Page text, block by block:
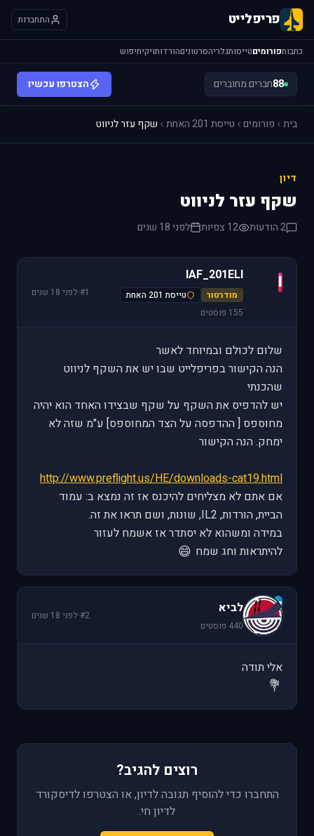
פריפלייט התחברות
כתבותפורומיםטייסותגלריהסרטוניםהורדותויקיחיפוש
88חברים מחוברים הצטרפו עכשיו
בית פורומים טייסת 201 האחת שקף עזר לניווט
דיון
שקף עזר לניווט
2 הודעות 12 צפיות לפני 18 שנים
I
IAF_201ELI
מודרטור
טייסת 201 האחת
155 פוסטים
#1
·לפני 18 שנים
שלום לכולם ובמיוחד לאשר
הנה הקישור בפריפלייט שבו יש את השקף לניווט
שהכנתי
יש להדפיס את השקף על שקף שבצידו האחד הוא יהיה
מחוספס [ ההדפסה על הצד המחוספס] ע"מ שזה לא
ימחק. הנה הקישור
http://www.preflight.us/HE/downloads-cat19.html
אם אתם לא מצליחים להיכנס אז זה נמצא ב: עמוד
הביית, הורדות, IL2, שונות, ושם תראו את זה.
במידה ומשהוא לא יסתדר אז אשמח לעזור
להיתראות וחג שמח 😄
ל לביא
440 פוסטים
#2
·לפני 18 שנים
אלי תודה
💐
רוצים להגיב?
התחברו כדי להוסיף תגובה לדיון, או הצטרפו לדיסקורד
לדיון חי.